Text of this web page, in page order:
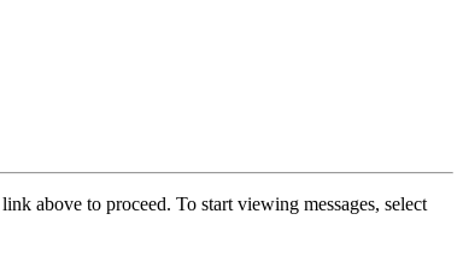
above to proceed. To start viewing messages, select